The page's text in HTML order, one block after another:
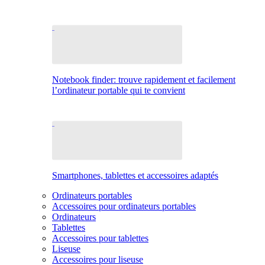
Notebook finder: trouve rapidement et facilement
l’ordinateur portable qui te convient
Smartphones, tablettes et accessoires adaptés
Ordinateurs portables
Accessoires pour ordinateurs portables
Ordinateurs
Tablettes
Accessoires pour tablettes
Liseuse
Accessoires pour liseuse